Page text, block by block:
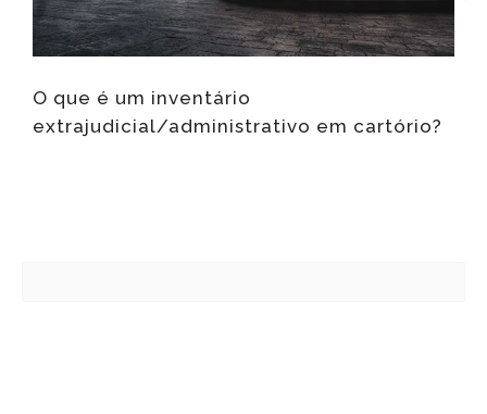
O que é um inventário
extrajudicial/administrativo em cartório?